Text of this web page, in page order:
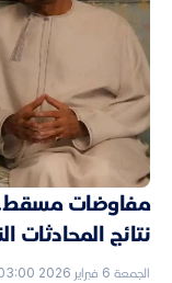
مفاوضات مسقط..
نتائج المحادثات
الجمعة 6 فبراير 2026 03:00 م